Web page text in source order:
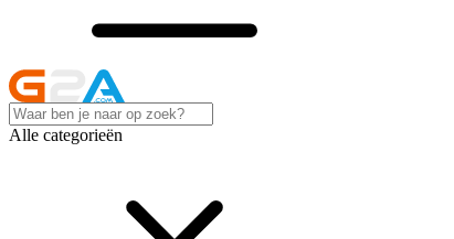
Alle categorieën